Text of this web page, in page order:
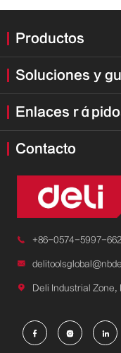
Productos
Soluciones y
Enlaces
Contacto
 +86-0574-5997-

 Deli Industrial
  